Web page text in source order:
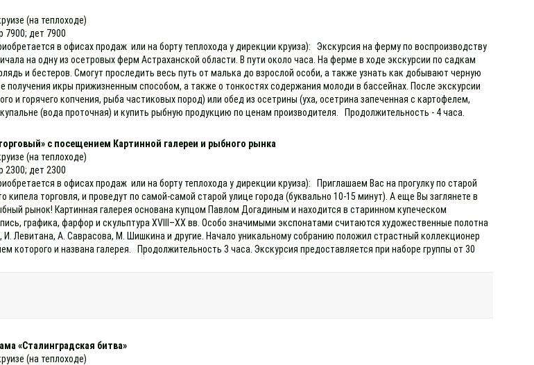
(на теплоходе)
7900; дет 7900
в офисах продаж или на борту теплохода у дирекции круиза): Экскурсия на ферму по воспроизводству
на одну из осетровых ферм Астраханской области. В пути около часа. На ферме в ходе экскурсии по садкам
и бестеров. Смогут проследить весь путь от малька до взрослой особи, а также узнать как добывают черную
икры прижизненным способом, а также о тонкостях содержания молоди в бассейнах. После экскурсии
и горячего копчения, рыба частиковых пород) или обед из осетрины (уха, осетрина запеченная с картофелем,
(вода проточная) и купить рыбную продукцию по ценам производителя. Продолжительность - 4 часа.
с посещением Картинной галереи и рыбного рынка
(на теплоходе)
2300; дет 2300
в офисах продаж или на борту теплохода у дирекции круиза): Приглашаем Вас на прогулку по старой
торговля, и проведут по самой-самой старой улице города (буквально 10-15 минут). А еще Вы заглянете в
рынок! Картинная галерея основана купцом Павлом Догадиным и находится в старинном купеческом
графика, фарфор и скульптура XVIII–XX вв. Особо значимыми экспонатами считаются художественные полотна
Левитана, А. Саврасова, М. Шишкина и другие. Начало уникальному собранию положил страстный коллекционер
которого и названа галерея. Продолжительность 3 часа. Экскурсия предоставляется при наборе группы от 30
«Сталинградская битва»
(на теплоходе)